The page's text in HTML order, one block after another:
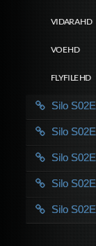
VIDARA HD
VOE HD
FLYFILE HD
Silo
Silo
Silo
Silo
Silo